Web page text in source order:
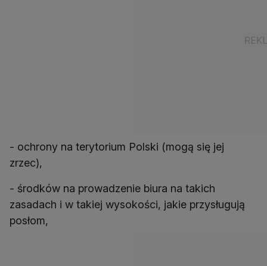
- ochrony na terytorium Polski (mogą się jej
- środków na prowadzenie biura na takich
zasadach i w takiej wysokości, jakie przysługują